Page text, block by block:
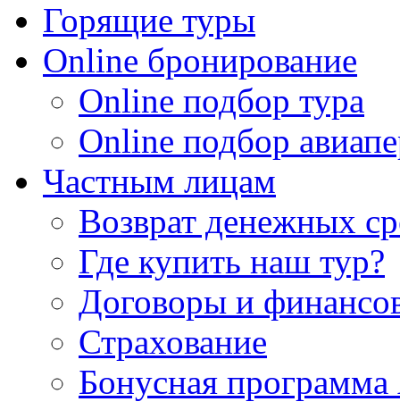
Горящие туры
Online бронирование
Online подбор тура
Online подбор
Частным лицам
Возврат денежных
Где купить наш тур?
Договоры и
Страхование
Бонусная